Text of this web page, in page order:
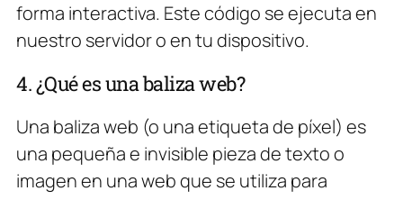
forma interactiva. Este código se ejecuta en
nuestro servidor o en tu dispositivo.
4. ¿Qué es una baliza web?
Una baliza web (o una etiqueta de píxel) es
una pequeña e invisible pieza de texto o
imagen en una web que se utiliza para